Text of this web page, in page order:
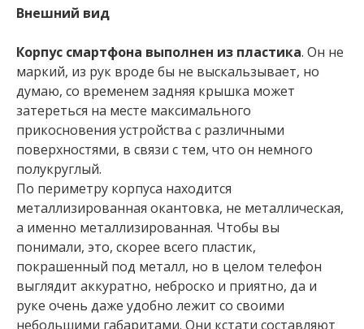
Внешний вид
Корпус смартфона выполнен из пластика. Он не
маркий, из рук вроде бы не выскальзывает, но
думаю, со временем задняя крышка может
затереться на месте максимального
прикосновения устройства с различными
поверхностями, в связи с тем, что он немного
полукруглый.
По периметру корпуса находится
металлизированная окантовка, не металлическая,
а именно металлизированная. Чтобы вы
понимали, это, скорее всего пластик,
покрашенный под металл, но в целом телефон
выглядит аккуратно, неброско и приятно, да и
руке очень даже удобно лежит со своими
небольшими габаритами. Они кстати составляют